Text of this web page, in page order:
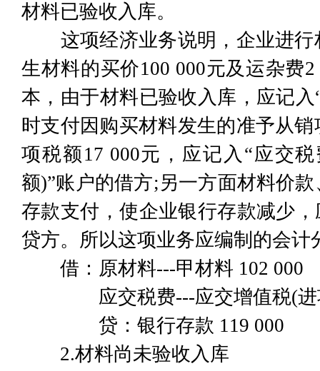
材料已验收入库。
这项经济业务说明，企业进行
生材料的买价100 000元及运杂费
本，由于材料已验收入库，应记
时支付因购买材料发生的准予从
项税额17 000元，应记入“应交
额)”账户的借方;另一方面材料价
存款支付，使企业银行存款减少
贷方。所以这项业务应编制的会计
借：原材料---甲材料 102 000
应交税费---应交增值税(进项
贷：银行存款 119 000
2.材料尚未验收入库